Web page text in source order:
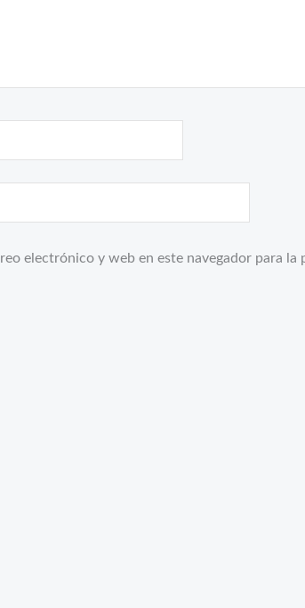
electrónico y web en este navegador para la